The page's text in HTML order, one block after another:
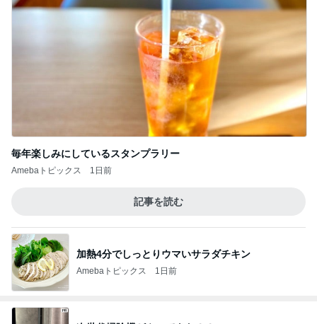
毎年楽しみにしているスタンプラリー
Amebaトピックス 1日前
記事を読む
加熱4分でしっとりウマいサラダチキン
Amebaトピックス 1日前